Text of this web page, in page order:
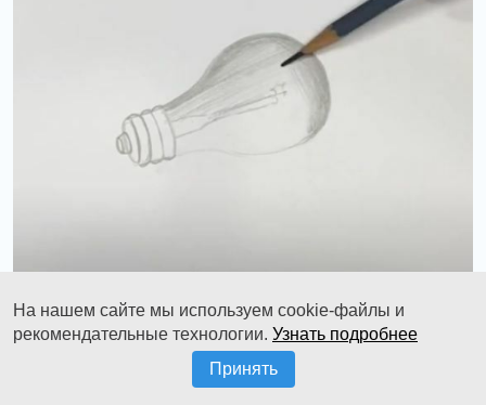
На нашем сайте мы используем cookie-файлы и
рекомендательные технологии. Узнать подробнее
Принять